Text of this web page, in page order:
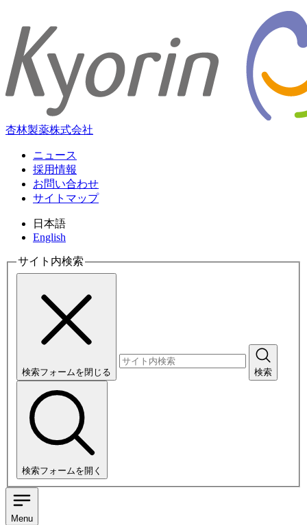
杏林製薬株式会社
ニュース
採用情報
お問い合わせ
サイトマップ
日本語
English
サイト内検索
検索フォームを閉じる 検索
検索フォームを開く
Menu